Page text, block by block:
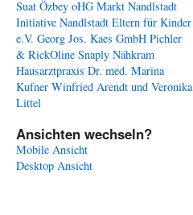
Suat Özbey oHG Markt Nandlstadt
Initiative Nandlstadt Eltern für Kinder
e.V. Georg Jos. Kaes GmbH Pichler
& RickOline Snaply Nähkram
Hausarztpraxis Dr. med. Marina
Kufner Winfried Arendt und Veronika
Littel
Ansichten wechseln?
Mobile Ansicht
Desktop Ansicht